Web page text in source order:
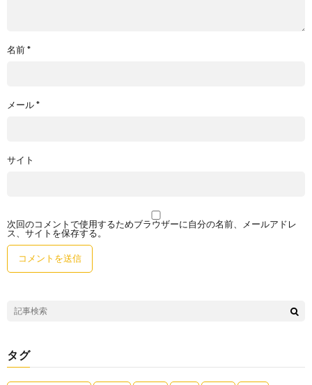
名前*
メール*
サイト
次回のコメントで使用するためブラウザーに自分の名前、メールアドレ
ス、サイトを保存する。
タグ